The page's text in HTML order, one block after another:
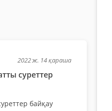
2022 ж. 14 қараша
суреттер
байқау